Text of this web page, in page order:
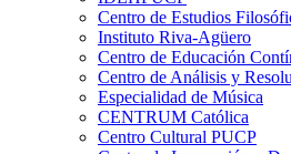
Centro de Estudios
Instituto Riva-Agüero
Centro de Educación
Centro de Análisis y
Especialidad de Música
CENTRUM Católica
Centro Cultural PUCP